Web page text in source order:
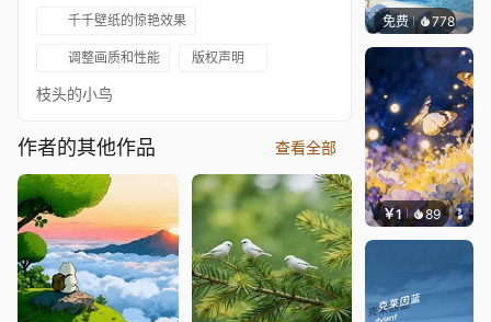
千千壁纸的惊艳效果
调整画质和性能 版权声明
枝头的小鸟
作者的其他作品 查看全部
免费 778豆子
￥1 89 叮叮